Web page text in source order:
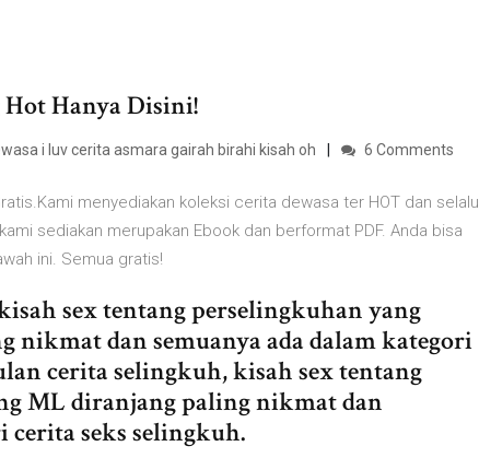
Hanya Disini!
i luv cerita asmara gairah birahi kisah oh 6 Comments
menyediakan koleksi cerita dewasa ter HOT dan selalu
sediakan merupakan Ebook dan berformat PDF. Anda bisa
ini. Semua gratis!
sex tentang perselingkuhan yang
nikmat dan semuanya ada dalam kategori
cerita selingkuh, kisah sex tentang
ML diranjang paling nikmat dan
cerita seks selingkuh.